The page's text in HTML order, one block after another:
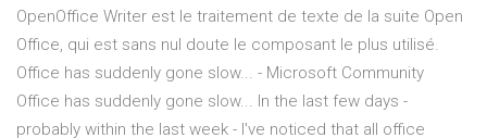
OpenOffice Writer est le traitement de texte de la suite Open
Office, qui est sans nul doute le composant le plus utilisé.
Office has suddenly gone slow... - Microsoft Community
Office has suddenly gone slow... In the last few days -
probably within the last week - I've noticed that all office